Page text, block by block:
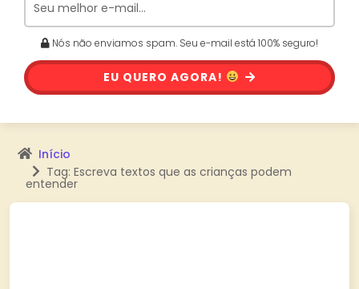
Nós não enviamos spam. Seu e-mail está 100% seguro!
EU QUERO AGORA!
Início
Tag: Escreva textos que as crianças podem
entender